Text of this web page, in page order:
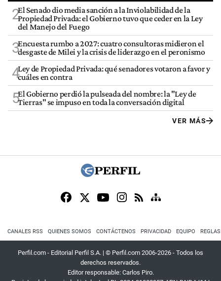
2El Senado dio media sanción a la Inviolabilidad de la
Propiedad Privada: el Gobierno tuvo que ceder en la Ley
del Manejo del Fuego
3Encuesta rumbo a 2027: cuatro consultoras midieron el
desgaste de Milei y la crisis de liderazgo en el peronismo
4Ley de Propiedad Privada: qué senadores votaron a favor y
cuáles en contra
5El Gobierno perdió la pulseada del nombre: la "Ley de
Tierras" se impuso en toda la conversación digital
VER MÁS
CANALES RSS QUIENES SOMOS CONTÁCTENOS PRIVACIDAD EQUIPO
Perfil.com - Editorial Perfil S.A. | © Perfil.com 2006-2026 - Todos los
derechos reservados.
Editor responsable: Carlos Piro.